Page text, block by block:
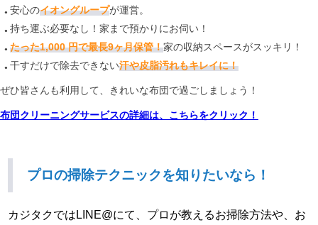
安心のイオングループが運営。
持ち運ぶ必要なし！家まで預かりにお伺い！
たった1,000 円で最長9ヶ月保管！家の収納スペースがスッキリ！
干すだけで除去できない汗や皮脂汚れもキレイに！
ぜひ皆さんも利用して、きれいな布団で過ごしましょう！
布団クリーニングサービスの詳細は、こちらをクリック！
プロの掃除テクニックを知りたいなら！
カジタクではLINE@にて、プロが教えるお掃除方法や、お